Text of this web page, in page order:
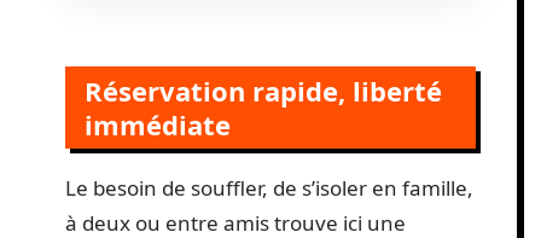
Réservation rapide, liberté
immédiate
Le besoin de souffler, de s’isoler en famille,
à deux ou entre amis trouve ici une